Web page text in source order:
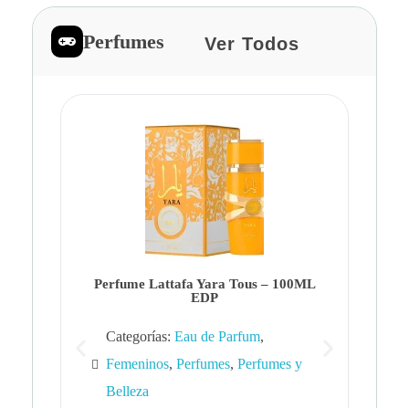
Perfumes Ver Todos
Perfume Lattafa Yara Tous – 100ML
EDP
Categorías: Eau de Parfum,
Femeninos, Perfumes, Perfumes y
Belleza